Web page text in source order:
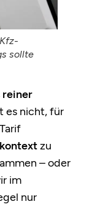
sollte
reiner
es nicht, für
Tarif
zu
– oder
im
nur